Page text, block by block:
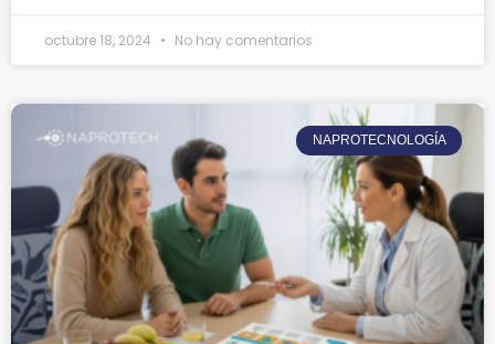
octubre 18, 2024 No hay comentarios
NAPROTECNOLOGÍA